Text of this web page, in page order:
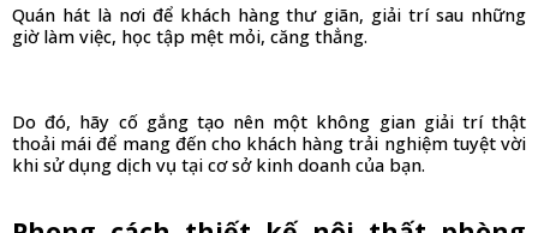
Quán hát là nơi để khách hàng thư giãn, giải trí sau những
giờ làm việc, học tập mệt mỏi, căng thẳng.
Do đó, hãy cố gắng tạo nên một không gian giải trí thật
thoải mái để mang đến cho khách hàng trải nghiệm tuyệt vời
khi sử dụng dịch vụ tại cơ sở kinh doanh của bạn.